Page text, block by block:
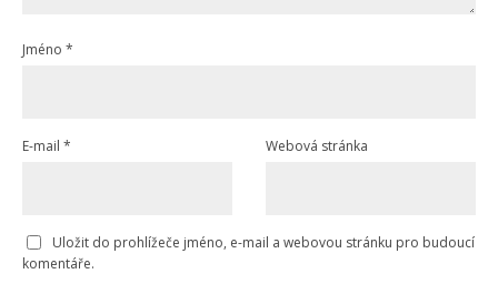
Jméno *
E-mail * Webová stránka
Uložit do prohlížeče jméno, e-mail a webovou stránku pro budoucí
komentáře.